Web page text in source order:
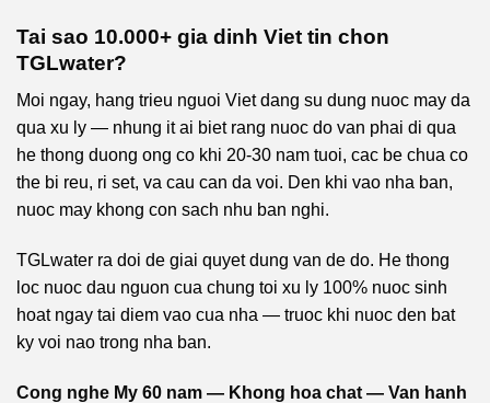
Tai sao 10.000+ gia dinh Viet tin chon
TGLwater?
Moi ngay, hang trieu nguoi Viet dang su dung nuoc may da
qua xu ly — nhung it ai biet rang nuoc do van phai di qua
he thong duong ong co khi 20-30 nam tuoi, cac be chua co
the bi reu, ri set, va cau can da voi. Den khi vao nha ban,
nuoc may khong con sach nhu ban nghi.
TGLwater ra doi de giai quyet dung van de do. He thong
loc nuoc dau nguon cua chung toi xu ly 100% nuoc sinh
hoat ngay tai diem vao cua nha — truoc khi nuoc den bat
ky voi nao trong nha ban.
Cong nghe My 60 nam — Khong hoa chat — Van hanh